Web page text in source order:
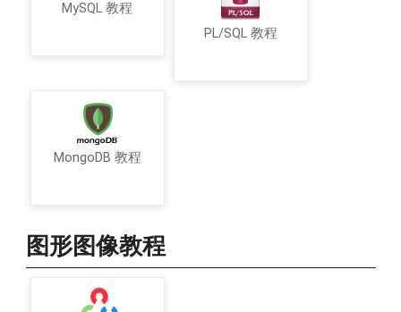
MySQL 教程
PL/SQL 教程
MongoDB 教程
图形图像教程